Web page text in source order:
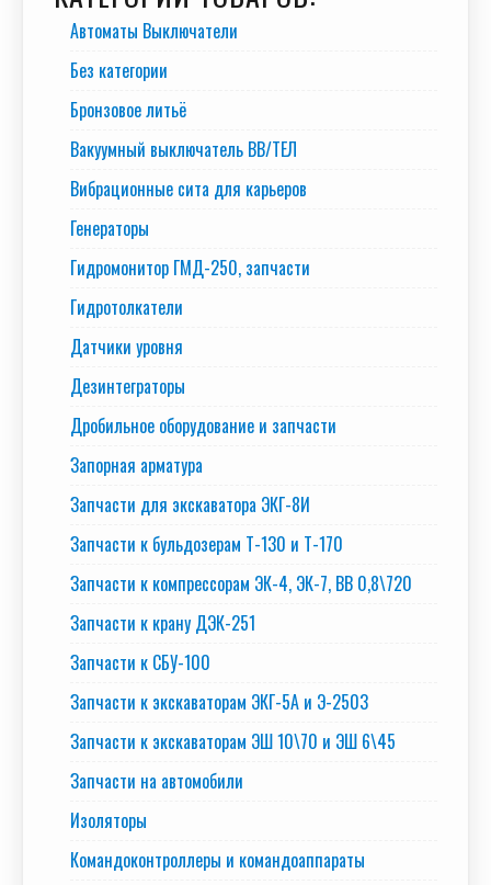
Автоматы Выключатели
Без категории
Бронзовое литьё
Вакуумный выключатель BB/TEЛ
Вибрационные сита для карьеров
Генераторы
Гидромонитор ГМД-250, запчасти
Гидротолкатели
Датчики уровня
Дезинтеграторы
Дробильное оборудование и запчасти
Запорная арматура
Запчасти для экскаватора ЭКГ-8И
Запчасти к бульдозерам Т-130 и Т-170
Запчасти к компрессорам ЭК-4, ЭК-7, ВВ 0,8\720
Запчасти к крану ДЭК-251
Запчасти к СБУ-100
Запчасти к экскаваторам ЭКГ-5А и Э-2503
Запчасти к экскаваторам ЭШ 10\70 и ЭШ 6\45
Запчасти на автомобили
Изоляторы
Командоконтроллеры и командоаппараты